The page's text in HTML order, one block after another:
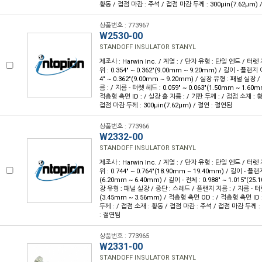
황동 / 접점 마감 : 주석 / 접점 마감 두께 : 300µin(7.62µm)
상품번호 : 773967
W2530-00
STANDOFF INSULATOR STANYL
제조사 : Harwin Inc. / 계열 : / 단자 유형 : 단일 엔드 / 터렛
위 : 0.354" ~ 0.362"(9.00mm ~ 9.20mm) / 길이 - 플랜지
4" ~ 0.362"(9.00mm ~ 9.20mm) / 실장 유형 : 패널 실장 /
름 : / 지름 - 터렛 헤드 : 0.059" ~ 0.063"(1.50mm ~
적층형 측면 ID : / 실장 홀 지름 : / 기판 두께 : / 접점 소재 :
접점 마감 두께 : 300µin(7.62µm) / 절연 : 절연됨
상품번호 : 773966
W2332-00
STANDOFF INSULATOR STANYL
제조사 : Harwin Inc. / 계열 : / 단자 유형 : 단일 엔드 / 터렛
위 : 0.744" ~ 0.764"(18.90mm ~ 19.40mm) / 길이 - 플랜
(6.20mm ~ 6.40mm) / 길이 - 전체 : 0.988" ~
장 유형 : 패널 실장 / 종단 : 스레드 / 플랜지 지름 : / 지름 -
(3.45mm ~ 3.56mm) / 적층형 측면 OD : / 적층형 측면 ID
두께 : / 접점 소재 : 황동 / 접점 마감 : 주석 / 접점 마감 두
: 절연됨
상품번호 : 773965
W2331-00
STANDOFF INSULATOR STANYL